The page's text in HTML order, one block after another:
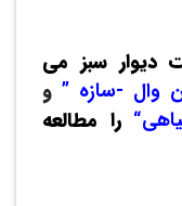
دیوار سبز می
وال -سازه ” و
“ را مطالعه